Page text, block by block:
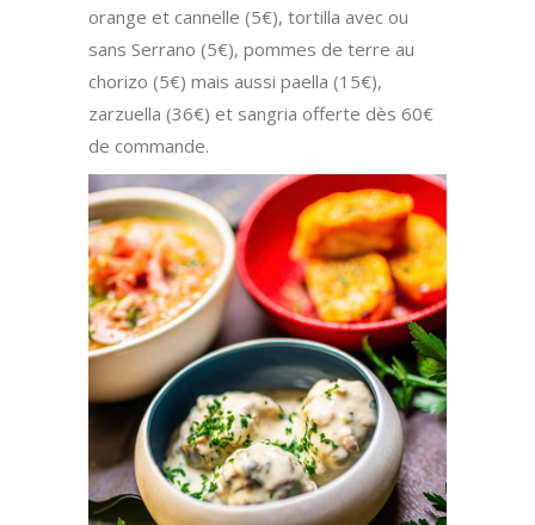
orange et cannelle (5€), tortilla avec ou
sans Serrano (5€), pommes de terre au
chorizo (5€) mais aussi paella (15€),
zarzuella (36€) et sangria offerte dès 60€
de commande.